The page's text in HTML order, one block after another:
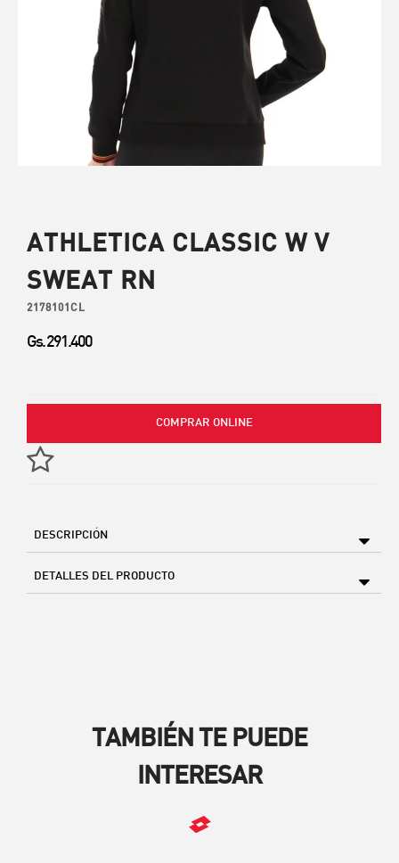
ATHLETICA CLASSIC W V
SWEAT RN
2178101CL
Gs. 291.400
COMPRAR ONLINE
DESCRIPCIÓN
DETALLES DEL PRODUCTO
TAMBIÉN TE PUEDE
INTERESAR